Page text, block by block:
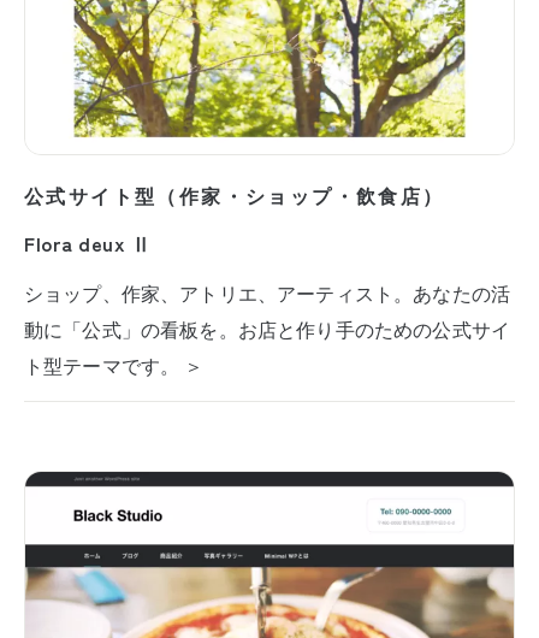
公式サイト型（作家・ショップ・飲食店）
Flora deux Ⅱ
ショップ、作家、アトリエ、アーティスト。あなたの活
動に「公式」の看板を。お店と作り手のための公式サイ
ト型テーマです。 ＞